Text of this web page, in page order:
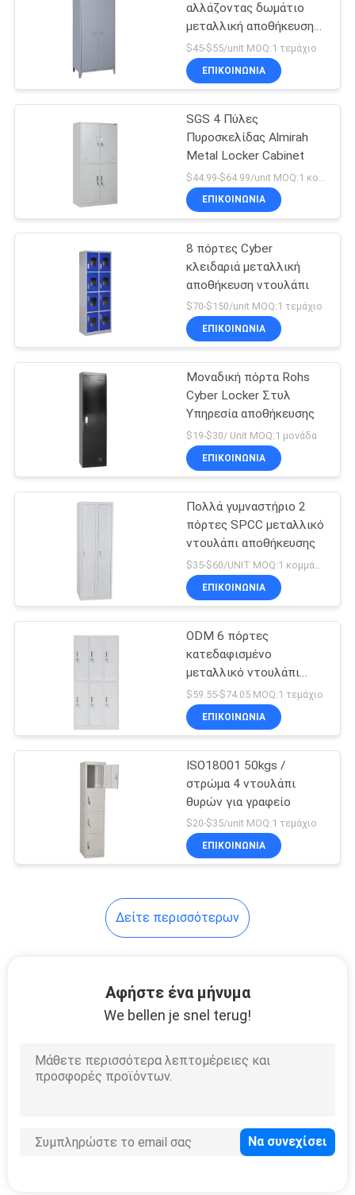
Έξυπνο
ηλεκτρονικό
ντουλάπι
Μεταλλικά ράφια
Μεταλλικό μονό
κρεβάτι
Μεταλλικό πλαίσιο
Δικαστικό γραφείο
με καρέκλα
ντουλάπι
κινητό να
τοποθετήσει σε
αλλάζοντας δωμάτιο
μεταλλική αποθήκευση
ντουλάπι ντουλάπι
$45-$55/unit MOQ:1 τεμάχιο
ΕΠΙΚΟΙΝΩΝΊΑ
SGS 4 Πύλες
Πυροσκελίδας Almirah
Metal Locker Cabinet
ΕΠΙΚΟΙΝΩΝΊΑ
8 πόρτες Cyber
κλειδαριά μεταλλική
αποθήκευση ντουλάπι
$70-$150/unit MOQ:1 τεμάχιο
ΕΠΙΚΟΙΝΩΝΊΑ
Μοναδική πόρτα Rohs
Cyber Locker Στυλ
Υπηρεσία αποθήκευσης
$19-$30/ Unit MOQ:1 μονάδα
ΕΠΙΚΟΙΝΩΝΊΑ
Πολλά γυμναστήριο 2
πόρτες SPCC μεταλλικό
ντουλάπι αποθήκευσης
ΕΠΙΚΟΙΝΩΝΊΑ
ODM 6 πόρτες
κατεδαφισμένο
μεταλλικό ντουλάπι
αποθήκευσης
$59.55-$74.05 MOQ:1 τεμάχιο
ΕΠΙΚΟΙΝΩΝΊΑ
ISO18001 50kgs /
στρώμα 4 ντουλάπι
θυρών για γραφείο
$20-$35/unit MOQ:1 τεμάχιο
ΕΠΙΚΟΙΝΩΝΊΑ
Δείτε περισσότερων
Αφήστε ένα μήνυμα
We bellen je snel terug!